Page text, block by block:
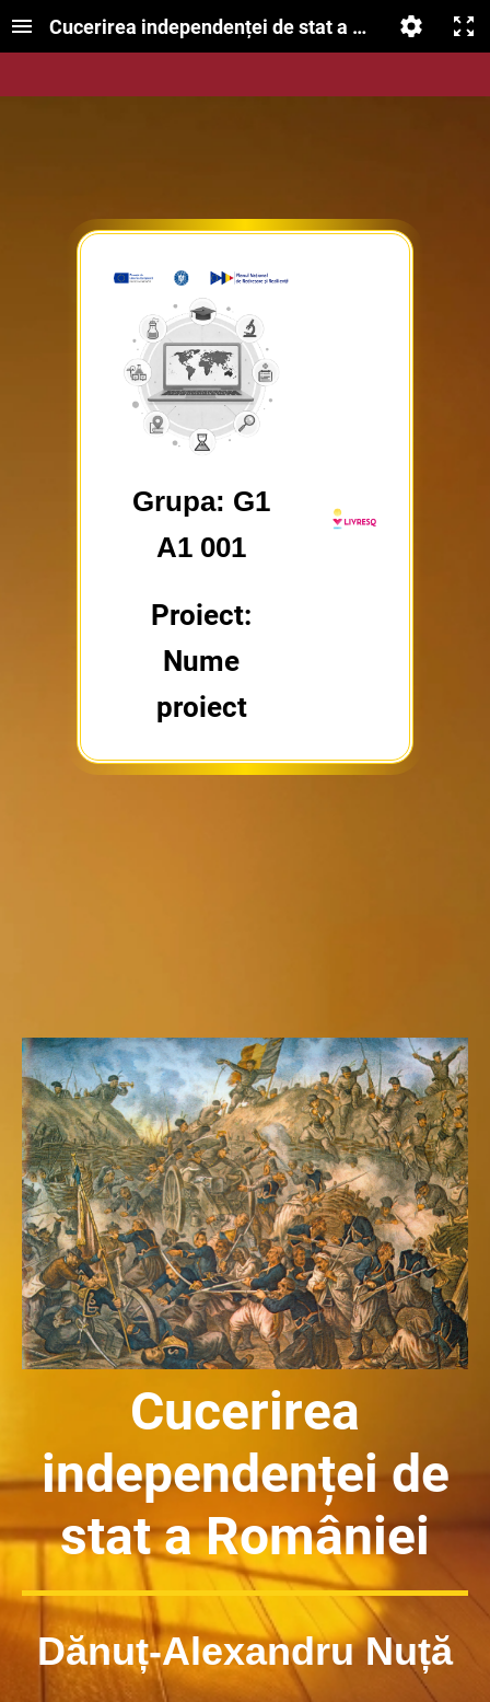
Cucerirea independenței de stat a României -
Grupa: G1
A1 001
Proiect:
Nume
proiect
Cucerirea
independenței de
stat a României
Dănuț-Alexandru Nuță